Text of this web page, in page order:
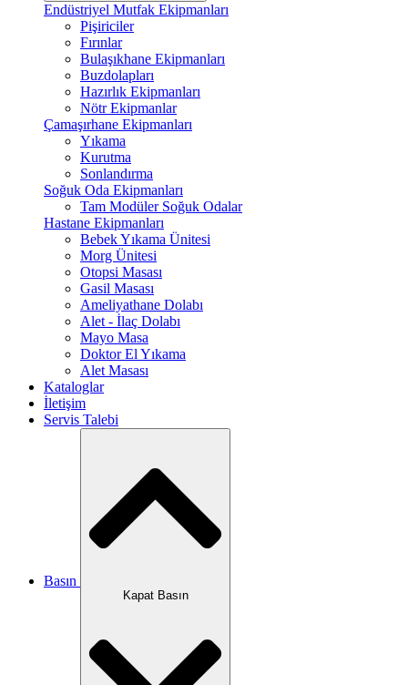
Endüstriyel Mutfak Ekipmanları
Pişiriciler
Fırınlar
Bulaşıkhane Ekipmanları
Buzdolapları
Hazırlık Ekipmanları
Nötr Ekipmanlar
Çamaşırhane Ekipmanları
Yıkama
Kurutma
Sonlandırma
Soğuk Oda Ekipmanları
Tam Modüler Soğuk Odalar
Hastane Ekipmanları
Bebek Yıkama Ünitesi
Morg Ünitesi
Otopsi Masası
Gasil Masası
Ameliyathane Dolabı
Alet - İlaç Dolabı
Mayo Masa
Doktor El Yıkama
Alet Masası
Kataloglar
İletişim
Servis Talebi
Basın
Kapat Basın